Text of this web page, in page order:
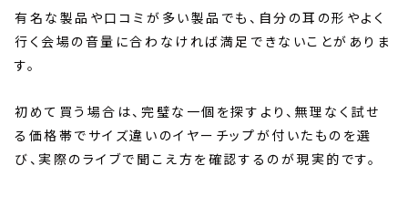
有名な製品や口コミが多い製品でも、自分の耳の形やよく
行く会場の音量に合わなければ満足できないことがありま
す。
初めて買う場合は、完璧な一個を探すより、無理なく試せ
る価格帯でサイズ違いのイヤーチップが付いたものを選
び、実際のライブで聞こえ方を確認するのが現実的です。